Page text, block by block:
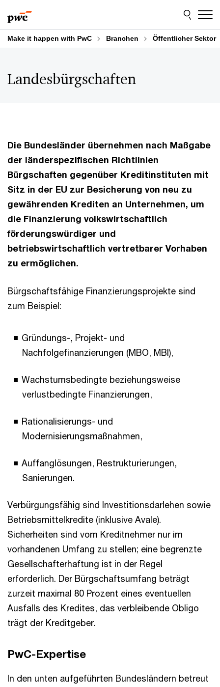
to
content
to
footer
Make it happen with PwC Branchen Öffentlicher Sektor
Landesbürgschaften
Die Bundesländer übernehmen nach Maßgabe
der länderspezifischen Richtlinien
Bürgschaften gegenüber Kreditinstituten mit
Sitz in der EU zur Besicherung von neu zu
gewährenden Krediten an Unternehmen, um
die Finanzierung volkswirtschaftlich
förderungswürdiger und
betriebswirtschaftlich vertretbarer Vorhaben
zu ermöglichen.
Bürgschaftsfähige Finanzierungsprojekte sind
zum Beispiel:
Gründungs-, Projekt- und
Nachfolgefinanzierungen (MBO, MBI),
Wachstumsbedingte beziehungsweise
verlustbedingte Finanzierungen,
Rationalisierungs- und
Modernisierungsmaßnahmen,
Auffanglösungen, Restrukturierungen,
Sanierungen.
Verbürgungsfähig sind Investitionsdarlehen sowie
Betriebsmittelkredite (inklusive Avale).
Sicherheiten sind vom Kreditnehmer nur im
vorhandenen Umfang zu stellen; eine begrenzte
Gesellschafterhaftung ist in der Regel
erforderlich. Der Bürgschaftsumfang beträgt
zurzeit maximal 80 Prozent eines eventuellen
Ausfalls des Kredites, das verbleibende Obligo
trägt der Kreditgeber.
PwC-Expertise
In den unten aufgeführten Bundesländern betreut